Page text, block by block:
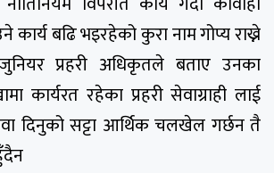
कार्य बढि भइरहेको कुरा नाम गोप्य राख्ने
प्रहरी अधिकृतले बताए उनका
कार्यरत रहेका प्रहरी सेवाग्राही लाई
दिनुको सट्टा आर्थिक चलखेल गर्छन तै